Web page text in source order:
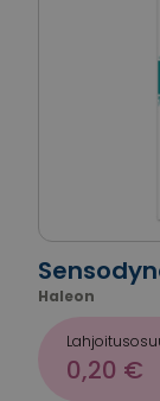
Haleon
0,20 €